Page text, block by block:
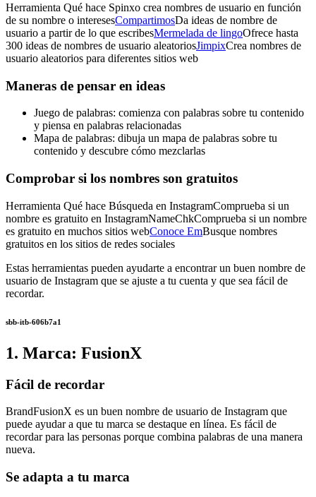
Herramienta Qué hace Spinxo crea nombres de usuario en función
de su nombre o interesesCompartimosDa ideas de nombre de
usuario a partir de lo que escribesMermelada de lingoOfrece hasta
300 ideas de nombres de usuario aleatoriosJimpixCrea nombres de
usuario aleatorios para diferentes sitios web
Maneras de pensar en ideas
Juego de palabras: comienza con palabras sobre tu contenido
y piensa en palabras relacionadas
Mapa de palabras: dibuja un mapa de palabras sobre tu
contenido y descubre cómo mezclarlas
Comprobar si los nombres son gratuitos
Herramienta Qué hace Búsqueda en InstagramComprueba si un
nombre es gratuito en InstagramNameChkComprueba si un nombre
es gratuito en muchos sitios webConoce EmBusque nombres
gratuitos en los sitios de redes sociales
Estas herramientas pueden ayudarte a encontrar un buen nombre de
usuario de Instagram que se ajuste a tu cuenta y que sea fácil de
recordar.
sbb-itb-606b7a1
1. Marca: FusionX
Fácil de recordar
BrandFusionX es un buen nombre de usuario de Instagram que
puede ayudar a que tu marca se destaque en línea. Es fácil de
recordar para las personas porque combina palabras de una manera
nueva.
Se adapta a tu marca